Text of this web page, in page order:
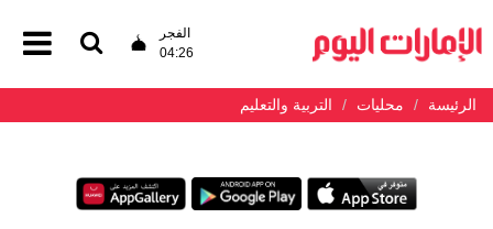
الفجر
04:26
الرئيسة محليات التربية والتعليم